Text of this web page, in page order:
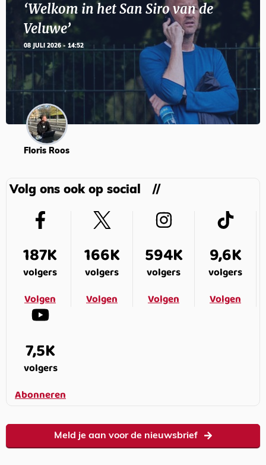
‘Welkom in het San Siro van de
Veluwe’
08 JULI 2026 - 14:52
Floris Roos
Volg ons ook op social
187K
volgers
Volgen
166K
volgers
Volgen
594K
volgers
Volgen
9,6K
volgers
Volgen
7,5K
volgers
Abonneren
Meld je aan voor de nieuwsbrief